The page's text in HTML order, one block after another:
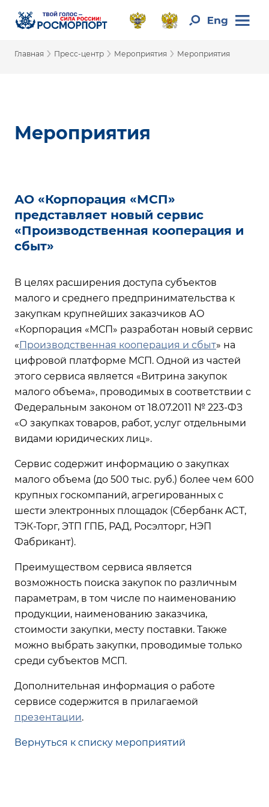
Главная › Пресс-центр › Мероприятия › Мероприятия
Мероприятия
АО «Корпорация «МСП»
представляет новый сервис
«Производственная кооперация и
сбыт»
В целях расширения доступа субъектов
малого и среднего предпринимательства к
закупкам крупнейших заказчиков АО
«Корпорация «МСП» разработан новый сервис
« Производственная кооперация и сбыт» на
цифровой платформе МСП. Одной из частей
этого сервиса является «Витрина закупок
малого объема», проводимых в соответствии с
Федеральным законом от 18.07.2011 № 223-ФЗ
«О закупках товаров, работ, услуг отдельными
видами юридических лиц».
Сервис содержит информацию о закупках
малого объема (до 500 тыс. руб.) более чем 600
крупных госкомпаний, агрегированных с
шести электронных площадок (Сбербанк ACT,
ТЭК-Торг, ЭТП ГПБ, РАД, Росэлторг, НЭП
Фабрикант).
Преимуществом сервиса является
возможность поиска закупок по различным
параметрам, в том числе по наименованию
продукции, наименованию заказчика,
стоимости закупки, месту поставки. Также
можно выбрать закупки, проводимые только
среди субъектов МСП.
Дополнительная информация о работе
сервисе содержится в прилагаемой
презентации.
Вернуться к списку мероприятий